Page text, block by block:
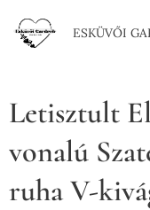
ESKÜVŐI
Letisztult
vonalú
ruha V-